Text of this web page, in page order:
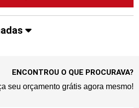
ENCONTROU O QUE PROCURAVA?
seu orçamento grátis agora mesmo!